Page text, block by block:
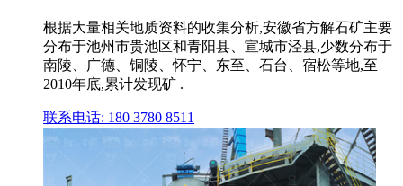
根据大量相关地质资料的收集分析,安徽省方解石矿主要
分布于池州市贵池区和青阳县、宣城市泾县,少数分布于
南陵、广德、铜陵、怀宁、东至、石台、宿松等地,至
2010年底,累计发现矿 .
联系电话: 180 3780 8511